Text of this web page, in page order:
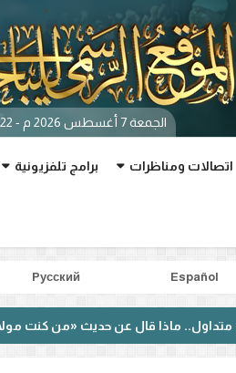
الجمعة 7 أغسطس 2026 م - 22 صفر 1448 هـ
اتصالات ومناظرات برامج تلفزيونية
Español
Pусский
حديث «من كنت مولاه فهذا علي مولاه»؟